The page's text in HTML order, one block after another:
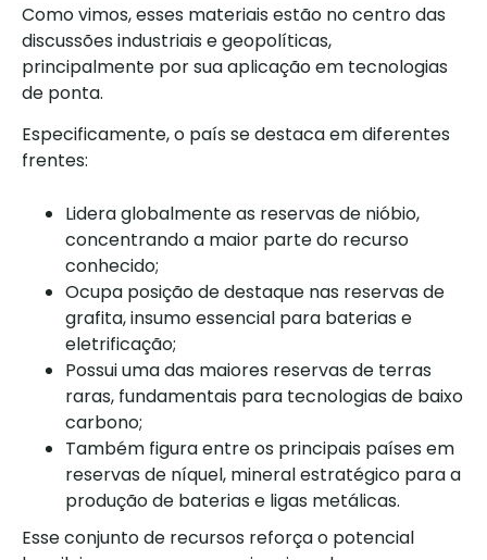
Como vimos, esses materiais estão no centro das
discussões industriais e geopolíticas,
principalmente por sua aplicação em tecnologias
de ponta.
Especificamente, o país se destaca em diferentes
frentes:
Lidera globalmente as reservas de nióbio,
concentrando a maior parte do recurso
conhecido;
Ocupa posição de destaque nas reservas de
grafita, insumo essencial para baterias e
eletrificação;
Possui uma das maiores reservas de terras
raras, fundamentais para tecnologias de baixo
carbono;
Também figura entre os principais países em
reservas de níquel, mineral estratégico para a
produção de baterias e ligas metálicas.
Esse conjunto de recursos reforça o potencial